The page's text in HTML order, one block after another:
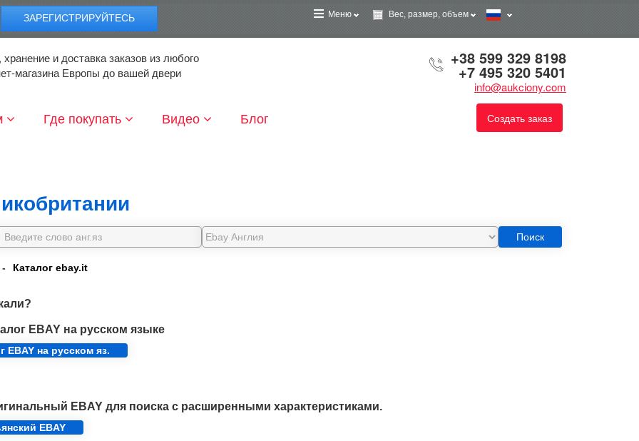
ЗАРЕГИСТРИРУЙТЕСЬ Меню Вес, размер, объем
и доставка заказов из любого
магазина Европы до вашей двери
+38 599 329 8198
+7 495 320 5401
info@aukciony.com
Создать заказ
Где покупать Видео Блог
Поиск
- Каталог ebay.it
EBAY на русском языке
EBAY на русском яз.
EBAY для поиска с расширенными характеристиками.
EBAY